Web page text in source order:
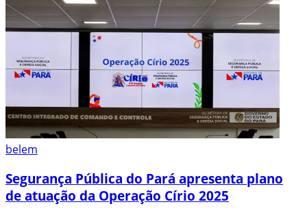
belem
Segurança Pública do Pará apresenta plano
de atuação da Operação Círio 2025